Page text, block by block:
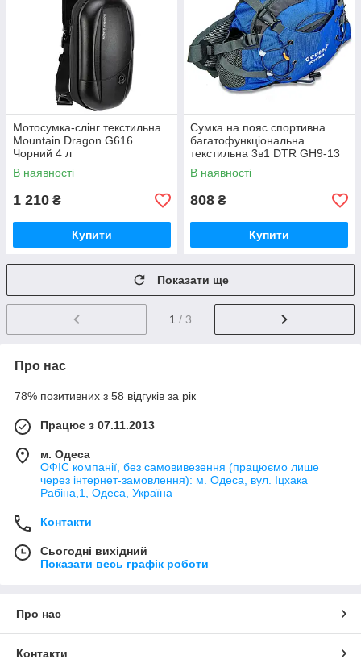
Мотосумка-слінг текстильна
Mountain Dragon G616
Чорний 4 л
В наявності
1 210 ₴
Купити
Сумка на пояс спортивна
багатофункціональна
текстильна 3в1 DTR GH9-13
5 л
В наявності
808 ₴
Купити
Показати ще
1 / 3
Про нас
78% позитивних з 58 відгуків за рік
Працює з 07.11.2013
м. Одеса
ОФІС компанії, без самовивезення (працюємо лише
через інтернет-замовлення): м. Одеса, вул. Іцхака
Рабіна,1, Одеса, Україна
Контакти
Сьогодні вихідний
Показати весь графік роботи
Про нас
Контакти